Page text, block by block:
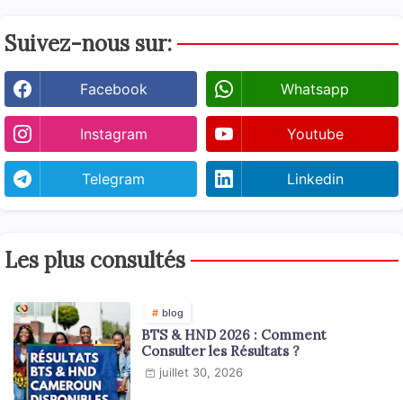
Suivez-nous sur:
Facebook Whatsapp
Instagram Youtube
Telegram Linkedin
Les plus consultés
blog
BTS & HND 2026 : Comment
Consulter les Résultats ?
juillet 30, 2026